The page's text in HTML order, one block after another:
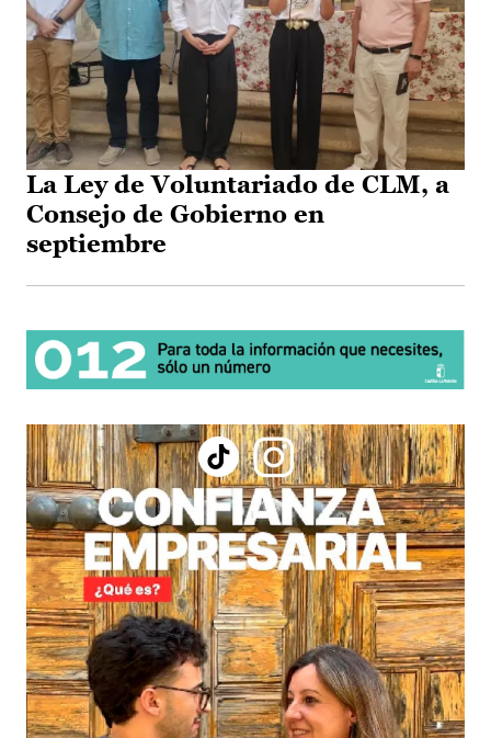
La Ley de Voluntariado de CLM, a
Consejo de Gobierno en
septiembre